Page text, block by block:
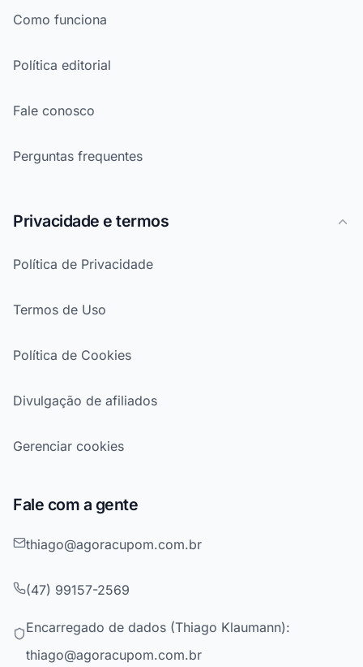
Como funciona
Política editorial
Fale conosco
Perguntas frequentes
Privacidade e termos
Política de Privacidade
Termos de Uso
Política de Cookies
Divulgação de afiliados
Gerenciar cookies
Fale com a gente
thiago@agoracupom.com.br
(47) 99157-2569
Encarregado de dados (Thiago Klaumann):
thiago@agoracupom.com.br